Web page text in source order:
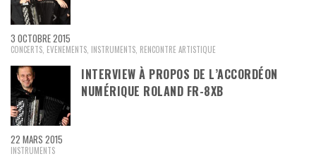
3 OCTOBRE 2015
CONCERTS, EVENEMENTS, INSTRUMENTS, RENCONTRE ARTISTIQUE
INTERVIEW À PROPOS DE L’ACCORDÉON
NUMÉRIQUE ROLAND FR-8XB
22 MARS 2015
INSTRUMENTS